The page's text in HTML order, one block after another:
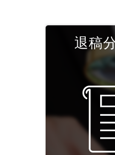
退稿